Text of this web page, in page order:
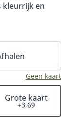
kleurrijk en
opvallend
rouwstuk tot
een
iedere
en
wij dat
samengesteld.
naar keuze
Je hoeft
Geen kaart
Grote kaart
+3,69